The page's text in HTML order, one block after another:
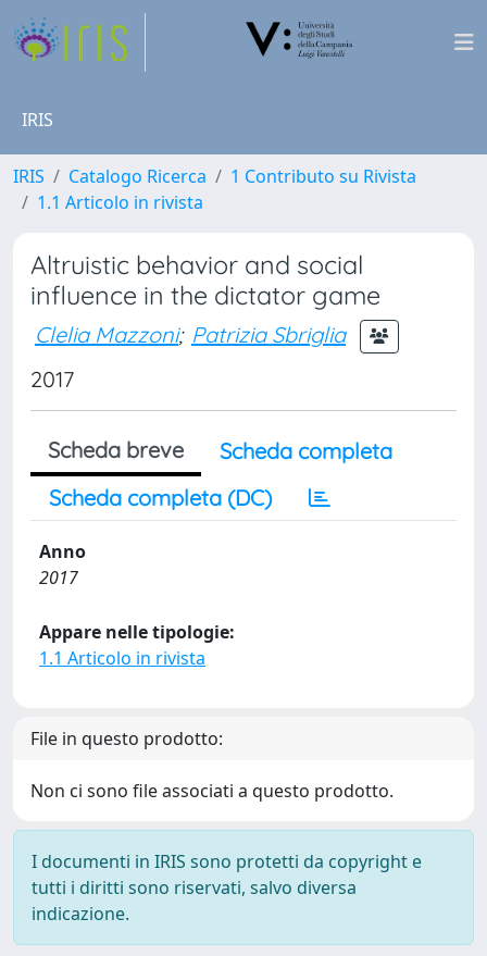
IRIS
IRIS Catalogo Ricerca
1 Contributo su Rivista
1.1 Articolo in rivista
Altruistic behavior and social
influence in the dictator game
Clelia Mazzoni; Patrizia Sbriglia
2017
Scheda breve
Scheda completa
Scheda completa (DC)
Anno
2017
Appare nelle tipologie:
1.1 Articolo in rivista
File in questo prodotto:
Non ci sono file associati a questo prodotto.
I documenti in IRIS sono protetti da copyright e
tutti i diritti sono riservati, salvo diversa
indicazione.